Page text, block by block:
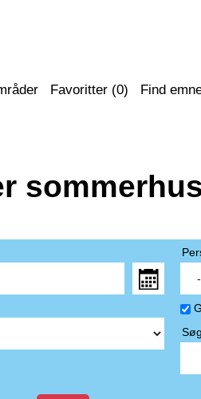
Favoritter (0) Find